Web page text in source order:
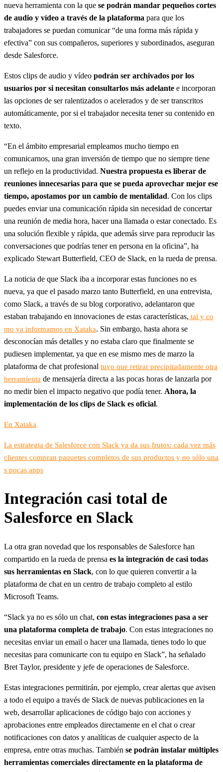
nueva herramienta con la que se podrán mandar pequeños cortes
de audio y vídeo a través de la plataforma para que los
trabajadores se puedan comunicar “de una forma más rápida y
efectiva” con sus compañeros, superiores y subordinados, aseguran
desde Salesforce.
Estos clips de audio y vídeo podrán ser archivados por los
usuarios por si necesitan consultarlos más adelante e incorporan
las opciones de ser ralentizados o acelerados y de ser transcritos
automáticamente, por si el trabajador necesita tener su contenido en
texto.
“En el ámbito empresarial empleamos mucho tiempo en
comunicarnos, una gran inversión de tiempo que no siempre tiene
un reflejo en la productividad. Nuestra propuesta es liberar de
reuniones innecesarias para que se pueda aprovechar mejor ese
tiempo, apostamos por un cambio de mentalidad. Con los clips
puedes enviar una comunicación rápida sin necesidad de concertar
una reunión de media hora, hacer una llamada o estar conectado. Es
una solución flexible y rápida, que además sirve para reproducir las
conversaciones que podrías tener en persona en la oficina”, ha
explicado Stewart Butterfield, CEO de Slack, en la rueda de prensa.
La noticia de que Slack iba a incorporar estas funciones no es
nueva, ya que el pasado marzo tanto Butterfield, en una entrevista,
como Slack, a través de su blog corporativo, adelantaron que
estaban trabajando en innovaciones de estas características, tal y co
mo ya informamos en Xataka. Sin embargo, hasta ahora se
desconocían más detalles y no estaba claro que finalmente se
pudiesen implementar, ya que en ese mismo mes de marzo la
plataforma de chat profesional tuvo que retirar precipitadamente otra
herramienta de mensajería directa a las pocas horas de lanzarla por
no medir bien el impacto negativo que podía tener. Ahora, la
implementación de los clips de Slack es oficial.
En Xataka
La estrategia de Salesforce con Slack ya da sus frutos: cada vez más
clientes compran paquetes completos de sus productos y no sólo una
s pocas apps
Integración casi total de
Salesforce en Slack
La otra gran novedad que los responsables de Salesforce han
compartido en la rueda de prensa es la integración de casi todas
sus herramientas en Slack, con lo que quieren convertir a la
plataforma de chat en un centro de trabajo completo al estilo
Microsoft Teams.
“Slack ya no es sólo un chat, con estas integraciones pasa a ser
una plataforma completa de trabajo. Con estas integraciones no
necesitas enviar un email o hacer una llamada, tienes todo lo que
necesitas para comunicarte con tu equipo en Slack”, ha señalado
Bret Taylor, presidente y jefe de operaciones de Salesforce.
Estas integraciones permitirán, por ejemplo, crear alertas que avisen
a todo el equipo a través de Slack de nuevas publicaciones en la
web, desarrollar aplicaciones de código bajo con acciones y
aprobaciones entre empleados directamente en el chat o crear
notificaciones con datos y analíticas de cualquier aspecto de la
empresa, entre otras muchas. También se podrán instalar múltiples
herramientas comerciales directamente en la plataforma de